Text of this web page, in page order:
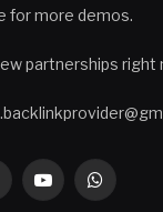
for more demos.
partnerships right
YouTubeWhatsApp